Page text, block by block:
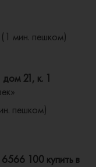
мин. пешком)
21, к. 1
пешком)
100 купить в